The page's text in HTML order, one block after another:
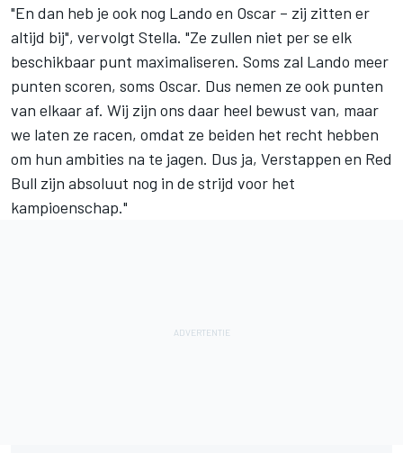
"En dan heb je ook nog Lando en Oscar – zij zitten er
altijd bij", vervolgt Stella. "Ze zullen niet per se elk
beschikbaar punt maximaliseren. Soms zal Lando meer
punten scoren, soms Oscar. Dus nemen ze ook punten
van elkaar af. Wij zijn ons daar heel bewust van, maar
we laten ze racen, omdat ze beiden het recht hebben
om hun ambities na te jagen. Dus ja, Verstappen en Red
Bull zijn absoluut nog in de strijd voor het
kampioenschap."